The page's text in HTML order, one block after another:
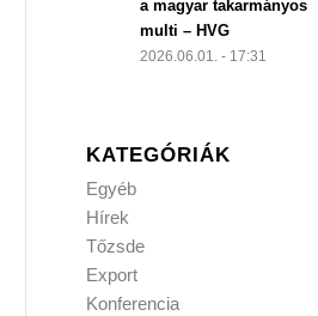
a magyar takarmányos
multi – HVG
2026.06.01. - 17:31
KATEGÓRIÁK
Egyéb
Hírek
Tőzsde
Export
Konferencia